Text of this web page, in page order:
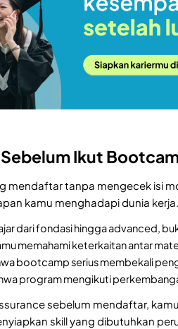
Ikut
mendaftar tanpa mengecek isi
kamu menghadapi dunia kerja.
dari fondasi hingga advanced,
memahami keterkaitan antar
bootcamp serius membekali
program mengikuti
sebelum mendaftar,
skill yang dibutuhkan